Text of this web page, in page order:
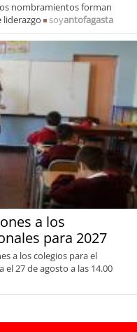
nombramientos forman
liderazgo
soyantofagasta
a los
para 2027
a los colegios para el
27 de agosto a las 14.00